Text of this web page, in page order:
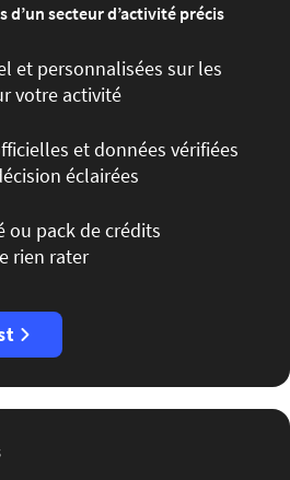
d’un secteur d’activité précis
et personnalisées sur les
votre activité
et données vérifiées
éclairées
pack de crédits
rien rater